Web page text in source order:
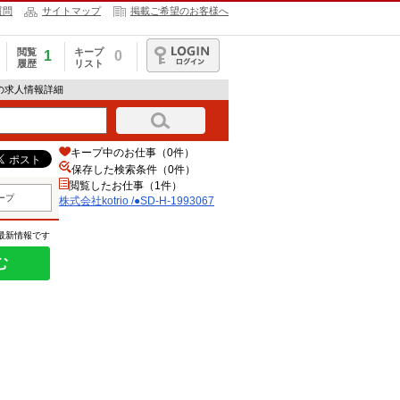
問 サイトマップ 掲載ご希望のお客様へ
閲覧
履歴
1
キープ
リスト
0
ログイン
求人情報詳細
プ
新情報です
キープ中のお仕事（0件）
保存した検索条件（0件）
閲覧したお仕事（1件）
株式会社kotrio /●SD-H-1993067